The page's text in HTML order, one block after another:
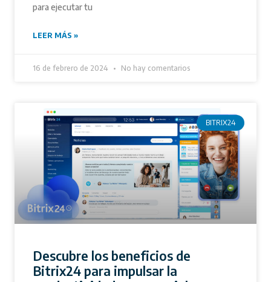
para ejecutar tu
LEER MÁS »
16 de febrero de 2024 No hay comentarios
BITRIX24
Descubre los beneficios de
Bitrix24 para impulsar la